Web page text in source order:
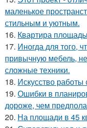
маленькое
стильным и уютным.
16. Квартира
17. Иногда для того,
привычную мебель,
сложные техники.
18. Искусство работы
19. Ошибки в
дороже, чем
20. На площади в 45